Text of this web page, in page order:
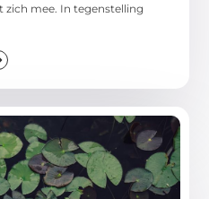
mee. In tegenstelling